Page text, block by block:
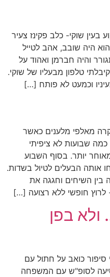
תקוע בעין שוקי- כלב פקינז צעיר
היה שובב, אהב לטייל
והיה חברמן ואהוד על
טלפון מבעליו של שוקי.
וכמעט לא פותח […]
מאלפי מלענים כאשר
שבועות לא ציפיתי
יותר. בסוף השבוע
אותה הבעלים לטיול בשדות.
השיחים וחגגה את
לרוץ חופשי ללא רצועה […]
בפן
כואב על חתול עם
לסופ"ש עם המשפחה